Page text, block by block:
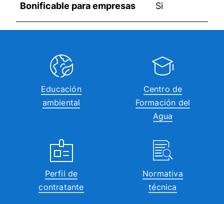
Bonificable para empresas Si
Educación
ambiental
Centro de
Formación del
Agua
Perfil de
contratante
Normativa
técnica